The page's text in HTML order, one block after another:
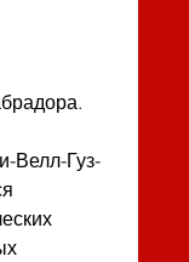
Велл-Гуз-